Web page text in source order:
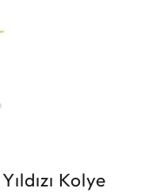
Kolye